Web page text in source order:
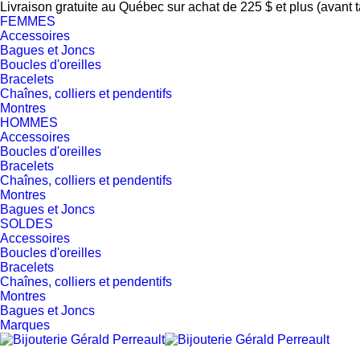
Livraison gratuite au Québec sur achat de 225 $ et plus (avant
FEMMES
Accessoires
Bagues et Joncs
Boucles d'oreilles
Bracelets
Chaînes, colliers et pendentifs
Montres
HOMMES
Accessoires
Boucles d'oreilles
Bracelets
Chaînes, colliers et pendentifs
Montres
Bagues et Joncs
SOLDES
Accessoires
Boucles d'oreilles
Bracelets
Chaînes, colliers et pendentifs
Montres
Bagues et Joncs
Marques